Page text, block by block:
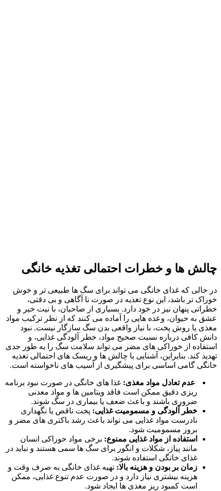
چالش‌ ها و خطرات احتمالی تغذیه خانگی
در حالی‌ که غذای خانگی می‌ تواند برای سگ‌ ها طبیعی‌ تر و خوش‌
خوراک‌ تر باشد، این نوع تغذیه در صورت نا آگاهی و بی‌ دقتی،
خطراتی پنهان نیز در خود دارد. بسیاری از صاحبان، با نیت خیر و
عشق به حیوان، وعده‌ هایی را آماده می‌ کنند که از نظر ترکیب مواد
مغذی یا روش پخت، با نیاز واقعی بدن سگ سازگار نیست. نبود
دانش کافی درباره نسبت صحیح مواد، خطر آلودگی غذایی، و
استفاده از خوراکی‌ های مضر می‌ تواند سلامت سگ را به‌ طور جدی
تهدید کند. بنابراین، آشنایی با چالش‌ ها و ریسک‌ های احتمالی تغذیه
خانگی گامی اساسی برای پیشگیری از آسیب‌ های ناخواسته است.
عدم تعادل مواد مغذی: غذا های خانگی در صورت نبود برنامه‌
ریزی دقیق ممکن است فاقد ویتامین‌ ها و مواد معدنی
ضروری باشند و باعث ضعف یا بیماری در سگ شوند.
خطر آلودگی و مسمومیت غذایی: پخت ناقص یا نگهداری
نادرست مواد غذایی می‌ تواند باعث رشد باکتری‌ های مضر و
بروز مسمومیت شود.
استفاده از مواد غذایی ممنوع: برخی مواد خوراکی انسان
مانند پیاز، شکلات و انگور برای سگ‌ ها سمی‌ هستند و نباید در
غذای خانگی استفاده شوند.
زمان‌ بر بودن و هزینه‌ بالا: تهیه‌ غذای خانگی به صرف وقت و
هزینه‌ بیشتری نیاز دارد و در صورت عدم تنوع غذایی، ممکن
است کمبود ریز مغذی‌ ها ایجاد شود.